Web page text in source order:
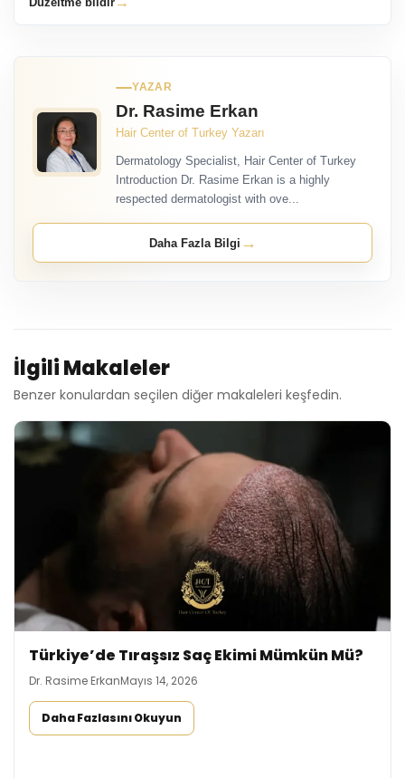
YAZAR
Dr. Rasime Erkan
Hair Center of Turkey Yazarı
Dermatology Specialist, Hair Center of Turkey
Introduction Dr. Rasime Erkan is a highly
respected dermatologist with ove...
Daha Fazla Bilgi →
İlgili Makaleler
Benzer konulardan seçilen diğer makaleleri keşfedin.
Türkiye’de Tıraşsız Saç Ekimi Mümkün Mü?
Dr. Rasime ErkanMayıs 14, 2026
Daha Fazlasını Okuyun